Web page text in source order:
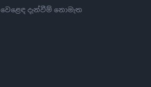
වෙළෙඳ දැන්වීම් නොමැත